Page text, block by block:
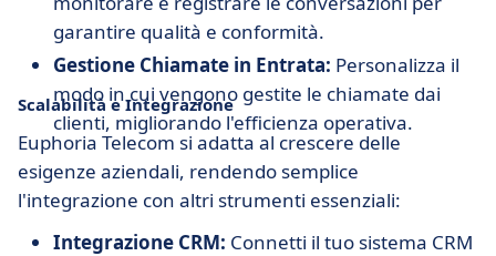
garantire qualità e conformità.
Gestione Chiamate in Entrata: Personalizza il
modo in cui vengono gestite le chiamate dai
clienti, migliorando l'efficienza operativa.
Scalabilità e Integrazione
Euphoria Telecom si adatta al crescere delle
esigenze aziendali, rendendo semplice
l'integrazione con altri strumenti essenziali:
Integrazione CRM: Connetti il tuo sistema CRM